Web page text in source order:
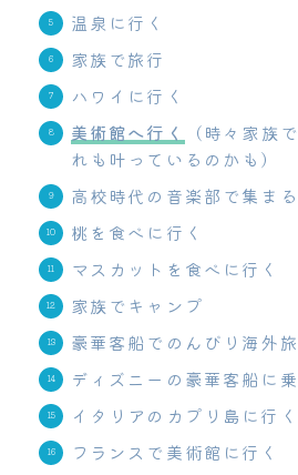
温泉に行く
家族で旅行
ハワイに行く
美術館へ行く
（時々家族
れも叶っているのかも）
高校時代の音楽部で集まる
桃を食べに行く
マスカットを食べに行く
家族でキャンプ
豪華客船でのんびり海外
ディズニーの豪華客船に
イタリアのカプリ島に行く
フランスで美術館に行く